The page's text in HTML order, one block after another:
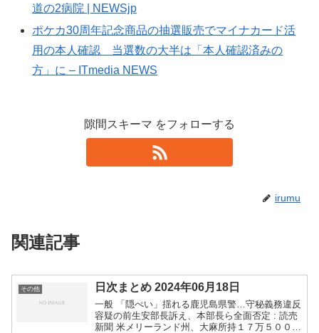
道の2病院 | NEWSjp
ポケカ30周年記念商品の抽選販売でマイナカード活
用の本人確認 当選数の大半は「本人確認済みの
方」に – ITmedia NEWS
隙間スキーマ をフォローする
irumu
関連記事
その他 日次まとめ 2024年06月18日
一般 「隠ぺい」揺れる鹿児島県警…守秘義務違反
容疑の前生安部長訴え、本部長ら全面否定 : 読売
新聞 米メリーランド州、大麻所持１７万５０００